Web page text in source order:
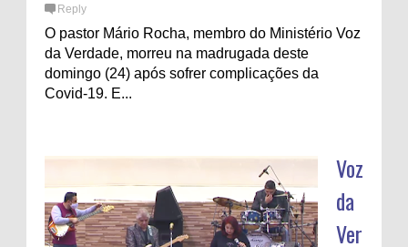
Reply
O pastor Mário Rocha, membro do Ministério Voz
da Verdade, morreu na madrugada deste
domingo (24) após sofrer complicações da
Covid-19. E...
Voz
da
Ver